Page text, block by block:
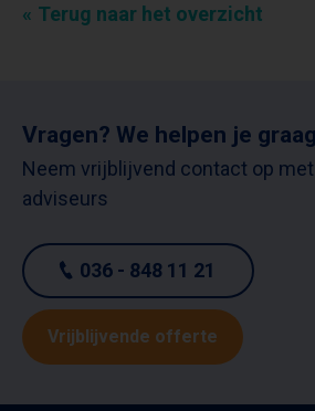
Terug naar het overzicht
Vragen? We helpen je
Neem vrijblijvend contact op
adviseurs
036 - 848 11 21
Vrijblijvende offerte